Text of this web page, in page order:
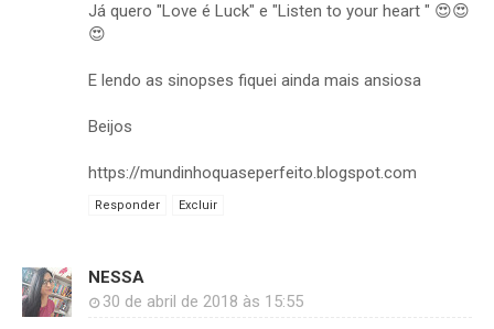
Já quero "Love é Luck" e "Listen to your heart " 😍😍
😍
E lendo as sinopses fiquei ainda mais ansiosa
Beijos
https://mundinhoquaseperfeito.blogspot.com
Responder Excluir
NESSA
30 de abril de 2018 às 15:55